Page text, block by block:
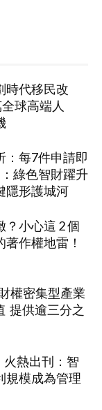
時代移民改
球高端人
：每7件申請即
綠色智財躍升
隱形護城河
小心這 2 個
作權地雷！
權密集型產業
提供逾三分之
火熱出刊：智
規模成為管理